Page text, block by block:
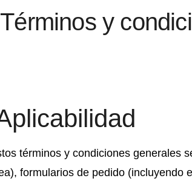
Términos y
términos y condiciones generales
formularios de pedido (incluyendo